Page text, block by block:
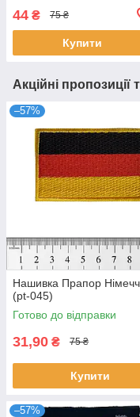
44 ₴ 75 ₴
Купити
Акційні пропозиції
–57%
Нашивка Прапор
(pt-045)
Готово до відправки
31,90 ₴ 75 ₴
Купити
–57%